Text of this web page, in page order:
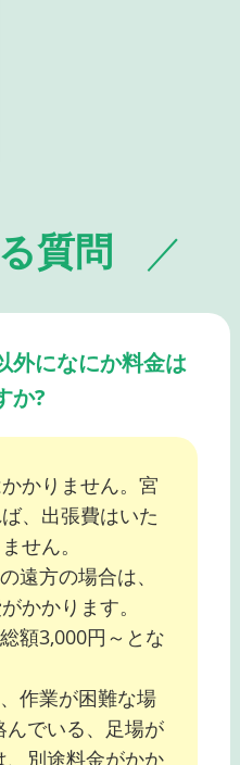
質問
外になにか料金は
か?
かりません。宮
、出張費はいた
せん。
遠方の場合は、
かかります。
額3,000円～とな
作業が困難な場
んでいる、足場が
、別途料金がかか